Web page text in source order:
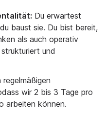
Du erwartest
baust sie. Du bist bereit,
als auch operativ
und
wir 2 bis 3 Tage pro
arbeiten können.